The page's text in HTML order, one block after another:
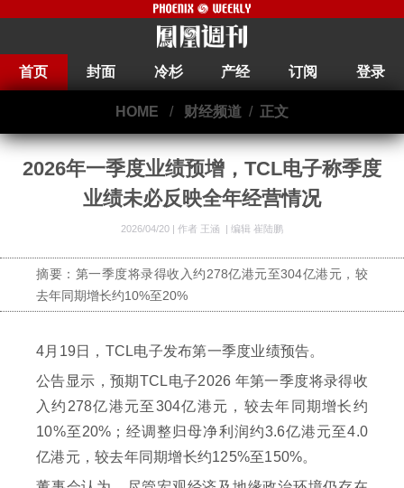
首页 封面 冷杉 产经 订阅 登录
HOME / 财经频道 / 正文
2026年一季度业绩预增，TCL电子称季度
业绩未必反映全年经营情况
2026/04/20 | 作者 王涵 编辑 崔陆鹏
摘要：第一季度将录得收入约278亿港元至304亿港元，较
去年同期增长约10%至20%
4月19日，TCL电子发布第一季度业绩预告。
公告显示，预期TCL电子2026 年第一季度将录得收
入约278亿港元至304亿港元，较去年同期增长约
10%至20%；经调整归母净利润约3.6亿港元至4.0
亿港元，较去年同期增长约125%至150%。